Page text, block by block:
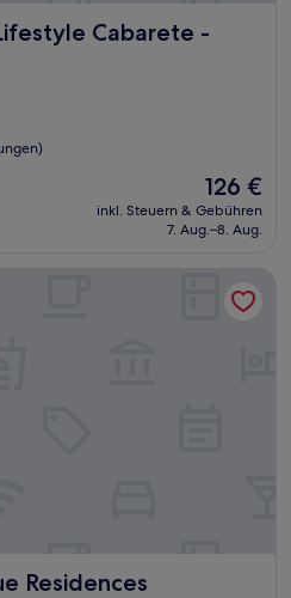
Cabarete -
Cabarete - Room Only
Der
Preis
beträgt
126 €
inkl. Steuern & Gebühren
7. Aug.–8. Aug.
Residences